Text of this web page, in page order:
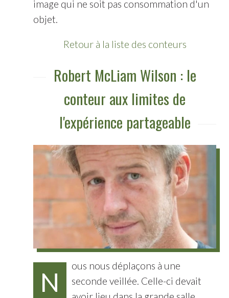
image qui ne soit pas consommation d'un
objet.
Retour à la liste des conteurs
Robert McLiam Wilson : le
conteur aux limites de
l'expérience partageable
N
ous nous déplaçons à une
seconde veillée. Celle-ci devait